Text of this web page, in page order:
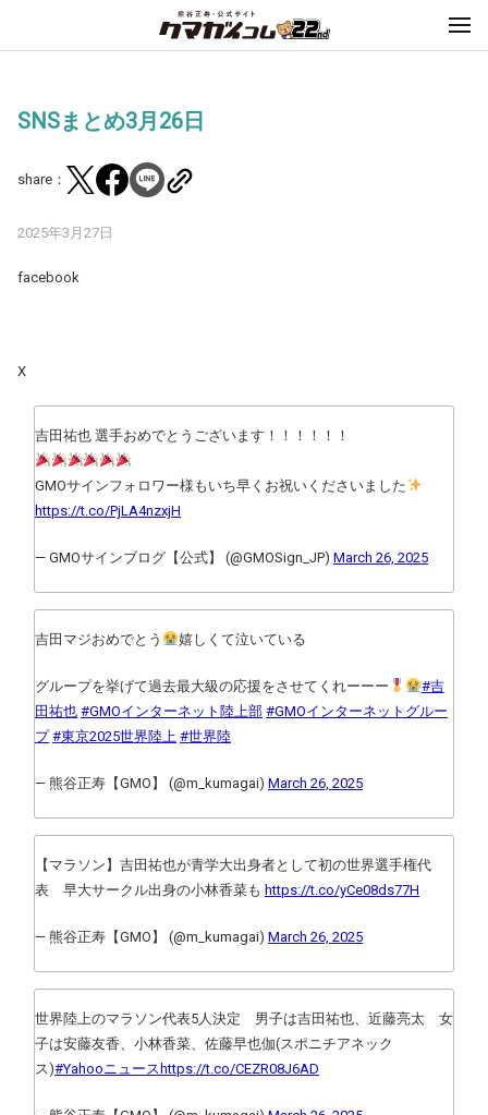
SNSまとめ3月26日
share：
2025年3月27日
facebook
X
吉田祐也 選手おめでとうございます！！！！！！
GMOサインフォロワー様もいち早くお祝いくださいました
https://t.co/PjLA4nzxjH
— GMOサインブログ【公式】 (@GMOSign_JP) March 26, 2025
吉田マジおめでとう 嬉しくて泣いている
グループを挙げて過去最大級の応援をさせてくれーーー
#吉
田祐也 #GMOインターネット陸上部 #GMOインターネットグルー
プ #東京2025世界陸上 #世界陸
— 熊谷正寿【GMO】 (@m_kumagai) March 26, 2025
【マラソン】吉田祐也が青学大出身者として初の世界選手権代
表 早大サークル出身の小林香菜も https://t.co/yCe08ds77H
— 熊谷正寿【GMO】 (@m_kumagai) March 26, 2025
世界陸上のマラソン代表5人決定 男子は吉田祐也、近藤亮太 女
子は安藤友香、小林香菜、佐藤早也伽(スポニチアネック
ス)#Yahooニュース https://t.co/CEZR08J6AD